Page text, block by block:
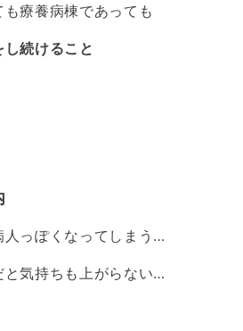
も療養病棟であっても
続けること
っぽくなってしまう…
気持ちも上がらない…